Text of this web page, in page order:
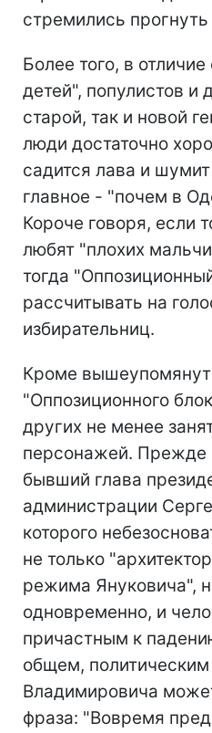
стремились
Более того, в
детей", популистов и
старой, так и новой
люди достаточно
садится лава и
главное - "почем в
Короче говоря, если
любят "плохих
тогда
рассчитывать на
избирательниц.
Кроме
"Оппозиционного
других не менее
персонажей. Прежде
бывший глава
администрации
которого
не только
режима Януковича",
одновременно, и
причастным к
общем,
Владимировича
фраза: "Вовремя